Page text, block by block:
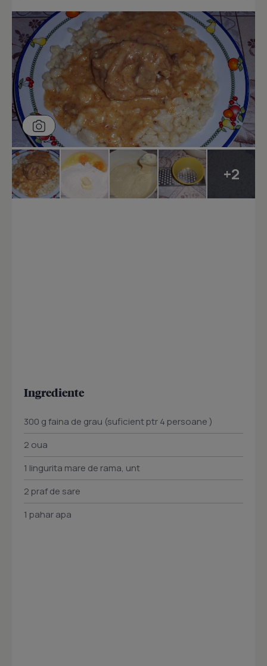
+2
Ingrediente
300 g faina de grau (suficient ptr 4 persoane )
2 oua
1 lingurita mare de rama, unt
2 praf de sare
1 pahar apa